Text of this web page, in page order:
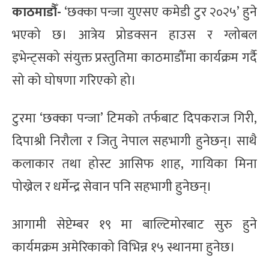
काठमाडौँ-‘छक्का पन्जा युएसए कमेडी टुर २०२५’ हुने
भएको छ। आत्रेय प्रोडक्सन हाउस र ग्लोबल
इभेन्ट्सको संयुक्त प्रस्तुतिमा काठमाडौँमा कार्यक्रम गर्दै
सो को घोषणा गरिएको हो।
टुरमा ‘छक्का पन्जा’ टिमको तर्फबाट दिपकराज गिरी,
दिपाश्री निरौला र जितु नेपाल सहभागी हुनेछन्। साथै
कलाकार तथा होस्ट आसिफ शाह, गायिका मिना
पोख्रेल र धर्मेन्द्र सेवान पनि सहभागी हुनेछन्।
आगामी सेप्टेम्बर १९ मा बाल्टिमोरबाट सुरु हुने
कार्यमक्रम अमेरिकाको विभिन्न १५ स्थानमा हुनेछ।